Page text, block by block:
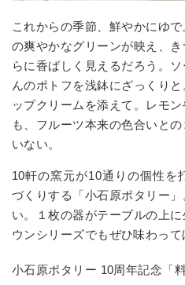
これからの季節、鮮やかにゆ
の爽やかなグリーンが映え、
らに香ばしく見えるだろう。
んのポトフを浅鉢にざっくり
ップクリームを添えて。レモ
も、フルーツ本来の色合いと
いない。
10軒の窯元が10通りの個性を
づくりする「小石原ポタリー
い。１枚の器がテーブルの上
ウンシリーズでもぜひ味わって
小石原ポタリー 10周年記念「